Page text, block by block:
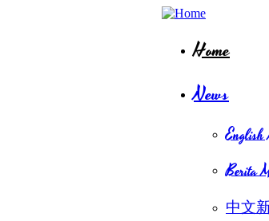
Home
News
English
Berita
中文